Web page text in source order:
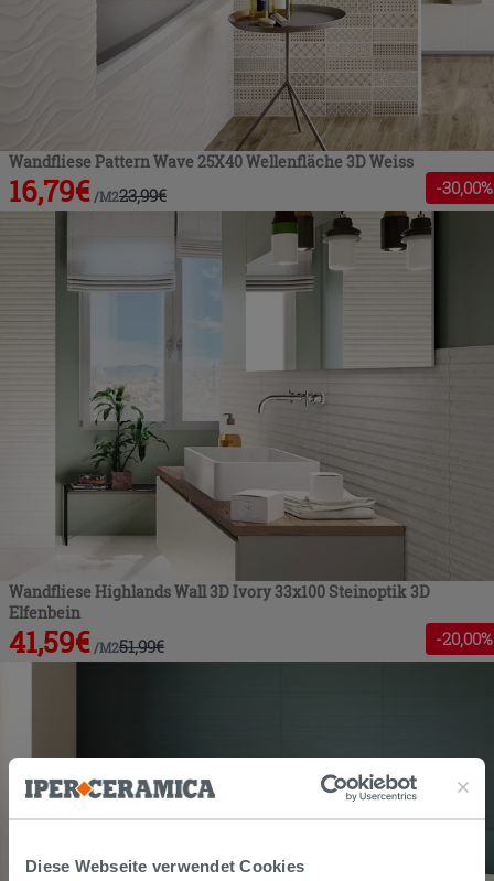
Diese Webseite verwendet Cookies
Wandfliese Pattern Wave 25X40 Wellenfläche 3D Weiss
16,79€ /M223,99€ -30,00%
Wandfliese Highlands Wall 3D Ivory 33x100 Steinoptik 3D
Elfenbein
41,59€ /M251,99€ -20,00%